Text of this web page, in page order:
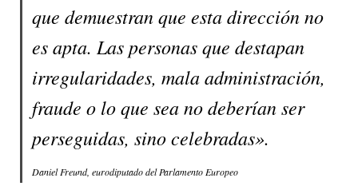
que demuestran que esta dirección no
es apta. Las personas que destapan
irregularidades, mala administración,
fraude o lo que sea no deberían ser
perseguidas, sino celebradas».
Daniel Freund, eurodiputado del Parlamento Europeo